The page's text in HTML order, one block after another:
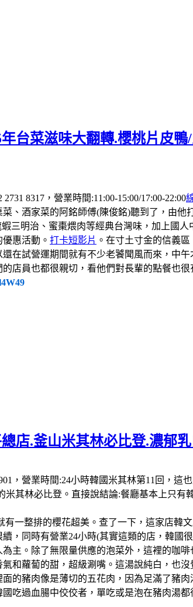
台菜滋味大翻轉.櫻桃片皮
8317，營業時間:11:00-15:00/17:00-22:00
、酒家菜的阿銘師傅(陳俊銘)聽到了，由
三明治、蜜棗煨肉等經典台灣味，加上國
惠活動。 打卡短影片 。在寸土寸金的信義
在試營運期間就有不少老饕聞風而來，中
店員也都很親切，看他們對長輩的點餐也
店.釜山米其林必比登.濃郁
，營業時間:24小時韓國米其林第11回，
其林必比登。直接說結論:餐廳基本上只
一整排的櫻花超美。查了一下，這家店韓
，同時有營業24小時(其實這類的店，韓國
主。除了無限量供應的泡菜外，這裡的咖
和蘿蔔的甜，超級涮嘴。這湯說純白，也
的豬肉像是薄切的五花肉，因為足滿了豬
吃過血腸中佼佼者，單吃或是泡在豬肉湯都